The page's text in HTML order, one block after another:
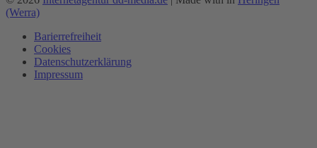
(Werra)
Barierrefreiheit
Cookies
Datenschutzerklärung
Impressum